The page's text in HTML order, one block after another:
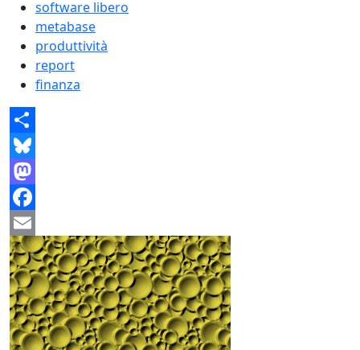
software libero
metabase
produttività
report
finanza
Share
Bluesky
Mastodon
Facebook
Email